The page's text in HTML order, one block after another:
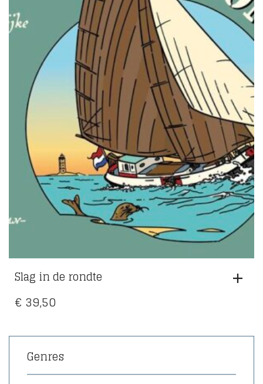
Slag in de rondte
€ 39,50
Genres